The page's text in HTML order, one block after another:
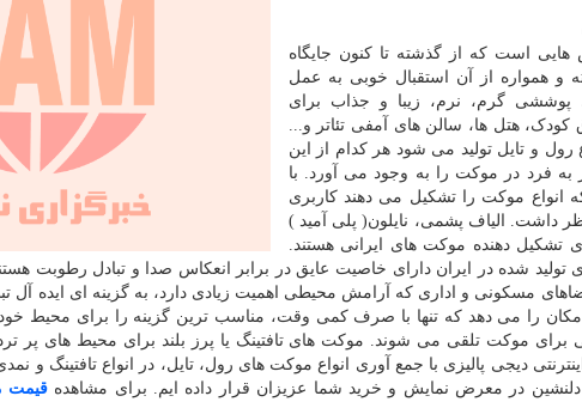
است که از گذشته تا کنون جایگاه
و همواره از آن استقبال خوبی به عمل
پوششی گرم، نرم، زیبا و جذاب برای
کودک، هتل ها، سالن های آمفی تئاتر و...
رول و تایل تولید می شود هر کدام از این
به فرد در موکت را به وجود می آورد. با
موکت را تشکیل می دهند کاربری
داشت. الیاف پشمی، نایلون( پلی آمید )
تشکیل دهنده موکت های ایرانی هستند.
تولید شده در ایران دارای خاصیت عایق در برابر انعکاس صدا و تبادل رطوبت
مسکونی و اداری که آرامش محیطی اهمیت زیادی دارد، به گزینه ای ایده
را می دهد که تنها با صرف کمی وقت، مناسب ترین گزینه را برای محیط خود
برای موکت تلقی می شوند. موکت های تافتینگ یا پرز بلند برای محیط های پر
دیجی پالیزی با جمع آوری انواع موکت های رول، تایل، در انواع تافتینگ و
در معرض نمایش و خرید شما عزیزان قرار داده ایم. برای مشاهده قیمت